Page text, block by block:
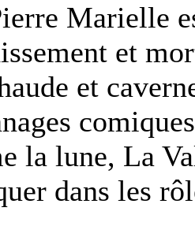
Marielle
et
et
la lune, La
dans les